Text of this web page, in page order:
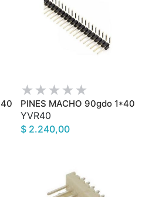
PINES MACHO 90gdo 1*40
YVR40
$ 2.240,00